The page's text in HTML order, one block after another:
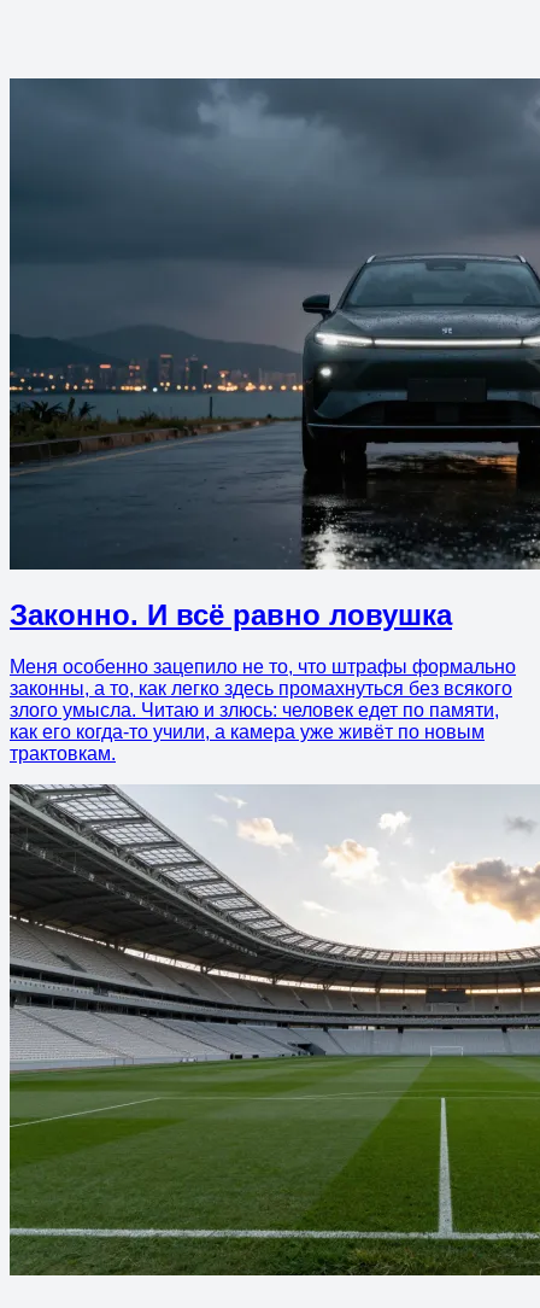
Законно. И всё равно ловушка
Меня особенно зацепило не то, что штрафы формально
законны, а то, как легко здесь промахнуться без всякого
злого умысла. Читаю и злюсь: человек едет по памяти,
как его когда-то учили, а камера уже живёт по новым
трактовкам.